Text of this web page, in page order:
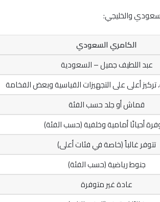
والخليجي:
الكامري السعودي
عبد اللطيف جميل – السعودية
أعلى على التجهيزات القياسية وبعض الفخامة
قماش أو جلد حسب الفئة
أحيانًا أمامية وخلفية (حسب الفئة)
تتوفر غالباً (خاصة في فئات أعلى)
جنوط رياضية (حسب الفئة)
عادة غير متوفرة